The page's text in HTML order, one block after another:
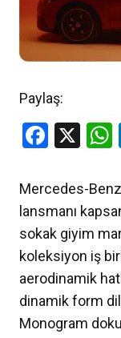
Paylaş:
X
Mercedes-
lansmanı
sokak giyim
koleksiyon iş
aerodinamik
dinamik form
Monogram